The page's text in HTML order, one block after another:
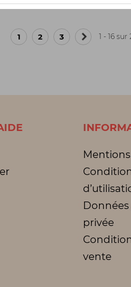
1 2 3
Page
1 - 16
privée
vente